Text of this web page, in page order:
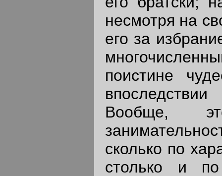
несмотря на
его за
поистине
Вообще,
сколько по
столько и по